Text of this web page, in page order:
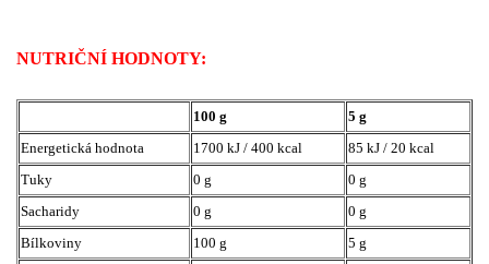
NUTRIČNÍ HODNOTY:
100 g
5 g
Energetická hodnota
1700 kJ / 400 kcal
85 kJ / 20 kcal
Tuky
0 g
0 g
Sacharidy
0 g
0 g
Bílkoviny
100 g
5 g